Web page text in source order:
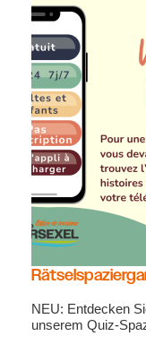
NEU: Entdecken
unserem Quiz-